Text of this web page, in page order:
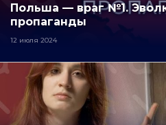
Польша — враг №1.
пропаганды
12 июля 2024